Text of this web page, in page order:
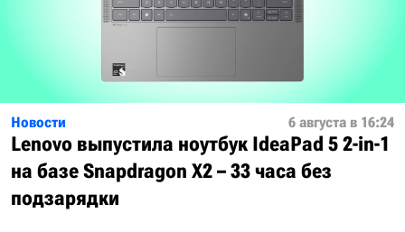
Новости 6 августа в 16:24
Lenovo выпустила ноутбук IdeaPad 5 2-in-1
на базе Snapdragon X2 – 33 часа без
подзарядки